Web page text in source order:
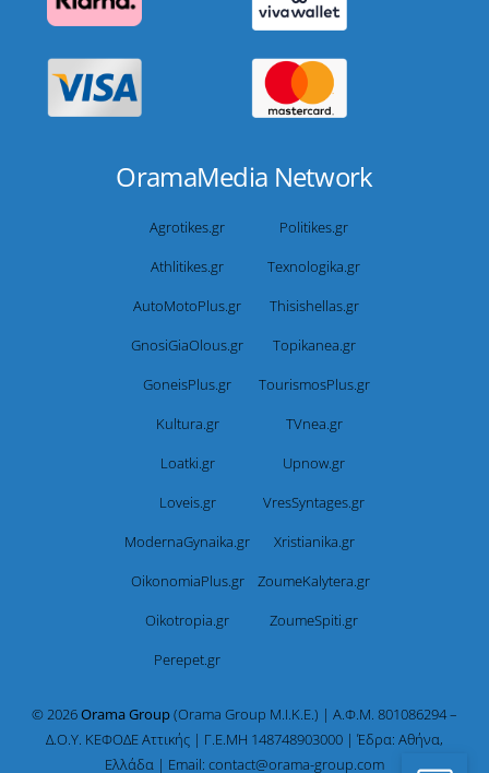
OramaMedia Network
Agrotikes.gr
Politikes.gr
Athlitikes.gr
Texnologika.gr
AutoMotoPlus.gr
Thisishellas.gr
GnosiGiaOlous.gr
Topikanea.gr
GoneisPlus.gr
TourismosPlus.gr
Kultura.gr
TVnea.gr
Loatki.gr
Upnow.gr
Loveis.gr
VresSyntages.gr
ModernaGynaika.gr
Xristianika.gr
OikonomiaPlus.gr
ZoumeKalytera.gr
Oikotropia.gr
ZoumeSpiti.gr
Perepet.gr
© 2026Orama Group(Orama Group Μ.Ι.Κ.Ε.) | Α.Φ.Μ. 801086294 –
Δ.Ο.Υ. ΚΕΦΟΔΕ Αττικής | Γ.Ε.ΜΗ 148748903000 | Έδρα: Αθήνα,
Ελλάδα | Email: contact@orama-group.com